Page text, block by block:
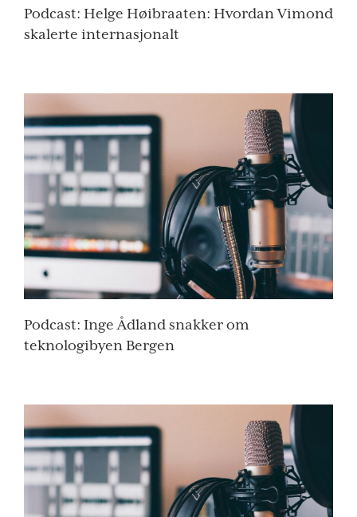
Podcast: Helge Høibraaten: Hvordan Vimond
skalerte internasjonalt
Podcast: Inge Ådland snakker om
teknologibyen Bergen